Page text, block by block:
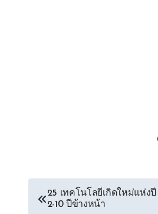
Post
25 เทคโนโลยีเกิดใหม่แห่ง
2-10 ปีข้างหน้า